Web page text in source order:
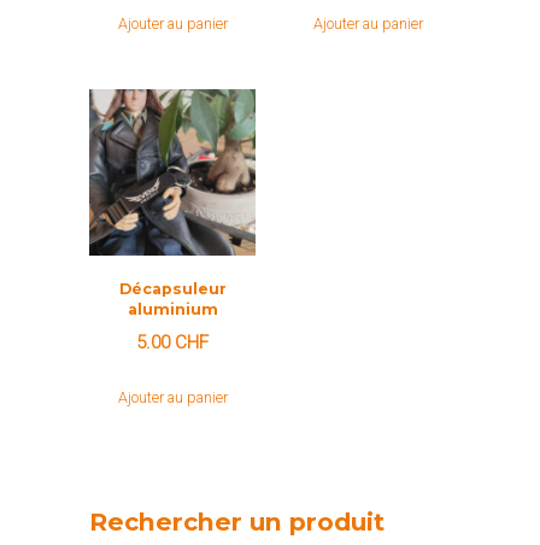
Ajouter au panier Ajouter au panier
Décapsuleur
aluminium
5.00 CHF
Ajouter au panier
Rechercher un produit